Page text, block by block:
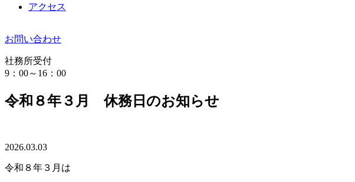
アクセス
お問い合わせ
社務所受付
9：00～16：00
令和８年３月 休務日のお知らせ
2026.03.03
令和８年３月は